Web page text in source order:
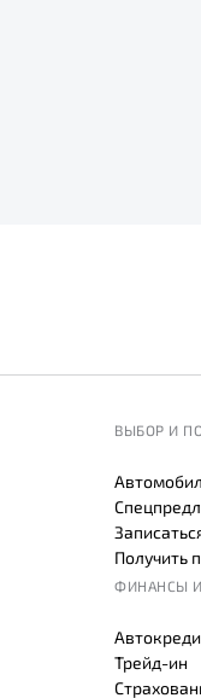
ВЫБОР И
Получить
ФИНАНСЫ
Трейд-ин